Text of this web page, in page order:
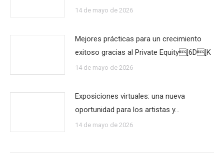
14 de mayo de 2026
Mejores prácticas para un crecimiento
exitoso gracias al Private Equity[6D[K
14 de mayo de 2026
Exposiciones virtuales: una nueva
oportunidad para los artistas y…
14 de mayo de 2026